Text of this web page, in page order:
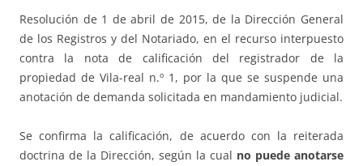
Resolución de 1 de abril de 2015, de la Dirección General
de los Registros y del Notariado, en el recurso interpuesto
contra la nota de calificación del registrador de la
propiedad de Vila-real n.º 1, por la que se suspende una
anotación de demanda solicitada en mandamiento judicial.
Se confirma la calificación, de acuerdo con la reiterada
doctrina de la Dirección, según la cual no puede anotarse